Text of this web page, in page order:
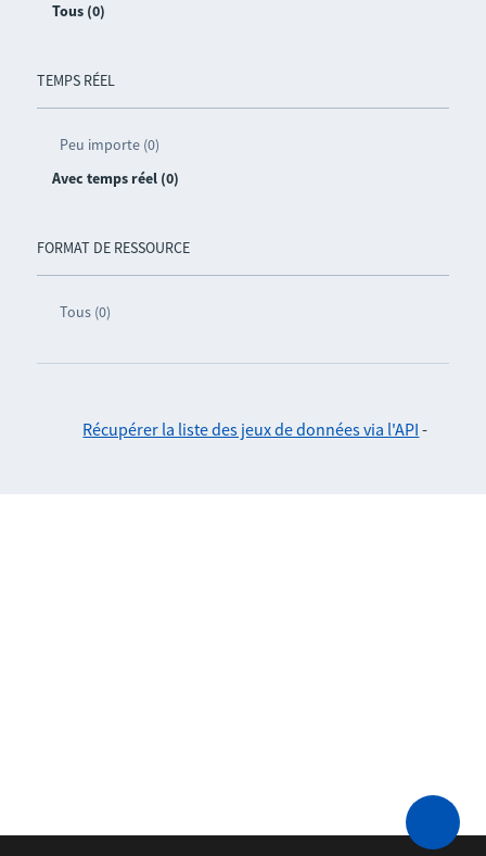
Tous (0)
TEMPS RÉEL
Peu importe (0)
Avec temps réel (0)
FORMAT DE RESSOURCE
Tous (0)
Récupérer la liste des jeux de données via l'API -